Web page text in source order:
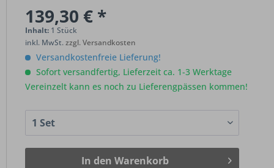
139,30 € *
Inhalt: 1 Stück
inkl. MwSt.zzgl. Versandkosten
Versandkostenfreie Lieferung!
Sofort versandfertig, Lieferzeit ca. 1-3 Werktage
Vereinzelt kann es noch zu Lieferengpässen kommen!
In den Warenkorb